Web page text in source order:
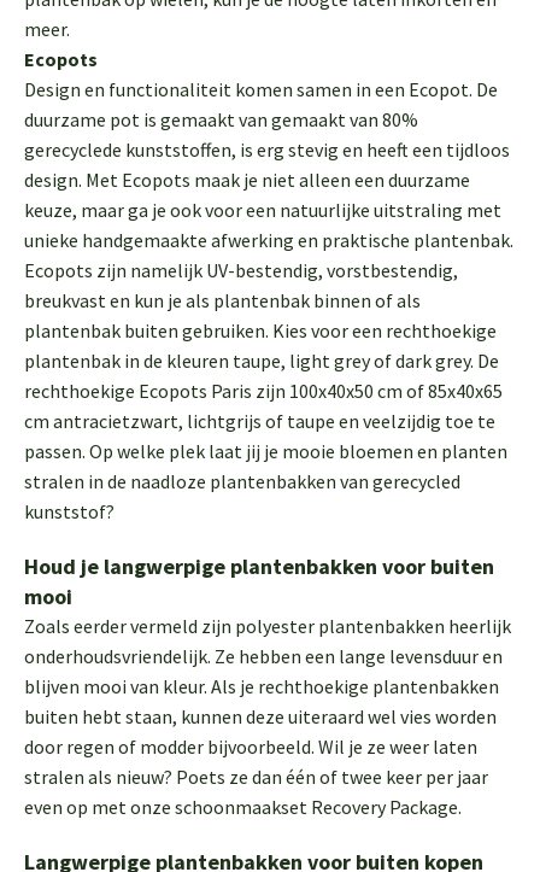
meer.
Ecopots
Design en functionaliteit komen samen in een Ecopot. De
duurzame pot is gemaakt van gemaakt van 80%
gerecyclede kunststoffen, is erg stevig en heeft een tijdloos
design. Met Ecopots maak je niet alleen een duurzame
keuze, maar ga je ook voor een natuurlijke uitstraling met
unieke handgemaakte afwerking en praktische plantenbak.
Ecopots zijn namelijk UV-bestendig, vorstbestendig,
breukvast en kun je als plantenbak binnen of als
plantenbak buiten gebruiken. Kies voor een rechthoekige
plantenbak in de kleuren taupe, light grey of dark grey. De
rechthoekige Ecopots Paris zijn 100x40x50 cm of 85x40x65
cm antracietzwart, lichtgrijs of taupe en veelzijdig toe te
passen. Op welke plek laat jij je mooie bloemen en planten
stralen in de naadloze plantenbakken van gerecycled
kunststof?
Houd je langwerpige plantenbakken voor buiten
mooi
Zoals eerder vermeld zijn polyester plantenbakken heerlijk
onderhoudsvriendelijk. Ze hebben een lange levensduur en
blijven mooi van kleur. Als je rechthoekige plantenbakken
buiten hebt staan, kunnen deze uiteraard wel vies worden
door regen of modder bijvoorbeeld. Wil je ze weer laten
stralen als nieuw? Poets ze dan één of twee keer per jaar
even op met onze schoonmaakset Recovery Package.
Langwerpige plantenbakken voor buiten kopen